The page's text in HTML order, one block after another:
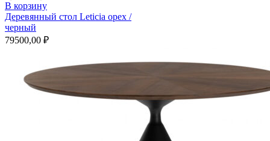
В корзину
Деревянный стол Leticia орех /
черный
79500,00 ₽